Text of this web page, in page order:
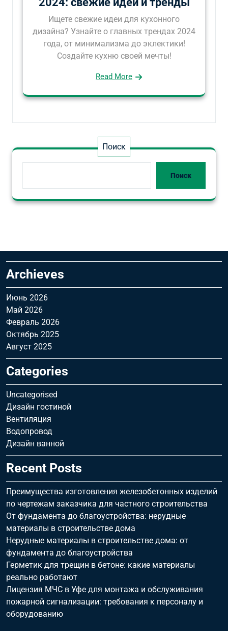
Ищете свежие идеи для кухонного
дизайна? Узнайте о главных трендах 2024
года, от минимализма до эклектики!
Создайте кухню своей мечты!
Read More
Поиск
Поиск
Archieves
Июнь 2026
Май 2026
Февраль 2026
Октябрь 2025
Август 2025
Categories
Uncategorised
Дизайн гостиной
Вентиляция
Водопровод
Дизайн ванной
Recent Posts
Преимущества изготовления железобетонных изделий
по чертежам заказчика для частного строительства
От фундамента до благоустройства: нерудные
материалы в строительстве дома
Нерудные материалы в строительстве дома: от
фундамента до благоустройства
Герметик для трещин в бетоне: какие материалы
реально работают
Лицензия МЧС в Уфе для монтажа и обслуживания
пожарной сигнализации: требования к персоналу и
оборудованию